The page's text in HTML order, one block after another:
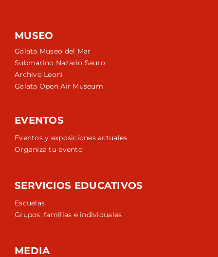
MUSEO
Galata Museo del Mar
Submarino Nazario Sauro
Archivo Leoni
Galata Open Air Museum
EVENTOS
Eventos y exposiciones actuales
Organiza tu evento
SERVICIOS EDUCATIVOS
Escuelas
Grupos, familias e individuales
MEDIA